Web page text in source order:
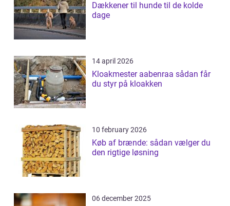
Dækkener til hunde til de kolde
dage
14 april 2026
Kloakmester aabenraa sådan får
du styr på kloakken
10 february 2026
Køb af brænde: sådan vælger du
den rigtige løsning
06 december 2025